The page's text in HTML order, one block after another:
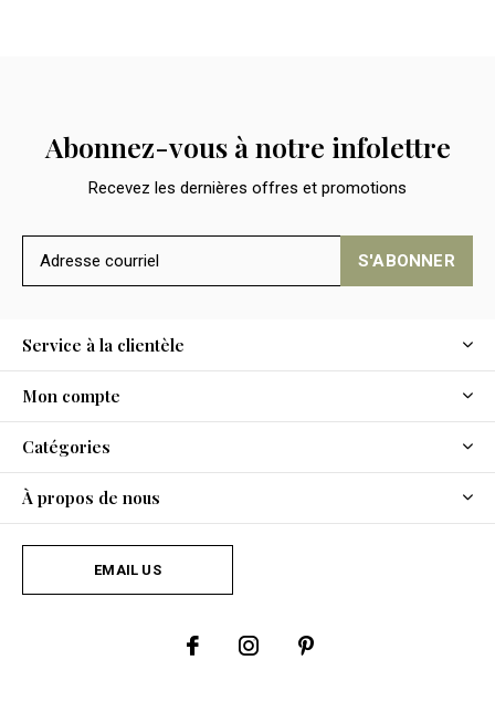
Abonnez-vous à notre infolettre
Recevez les dernières offres et promotions
S'ABONNER
Service à la clientèle
Mon compte
Catégories
À propos de nous
EMAIL US